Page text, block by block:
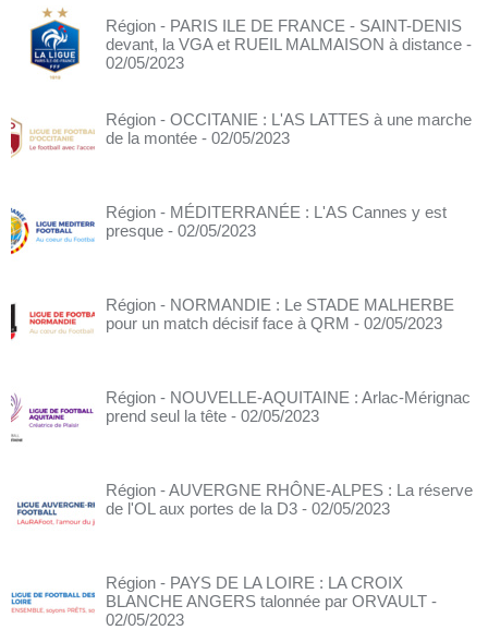
Région - PARIS ILE DE FRANCE - SAINT-DENIS
devant, la VGA et RUEIL MALMAISON à distance -
02/05/2023
Région - OCCITANIE : L'AS LATTES à une marche
de la montée - 02/05/2023
Région - MÉDITERRANÉE : L'AS Cannes y est
presque - 02/05/2023
Région - NORMANDIE : Le STADE MALHERBE
pour un match décisif face à QRM - 02/05/2023
Région - NOUVELLE-AQUITAINE : Arlac-Mérignac
prend seul la tête - 02/05/2023
Région - AUVERGNE RHÔNE-ALPES : La réserve
de l'OL aux portes de la D3 - 02/05/2023
Région - PAYS DE LA LOIRE : LA CROIX
BLANCHE ANGERS talonnée par ORVAULT -
02/05/2023